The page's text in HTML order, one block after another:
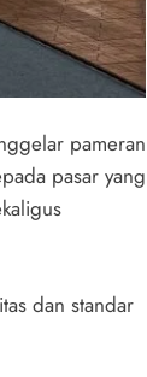
pameran
pasar yang
dan standar